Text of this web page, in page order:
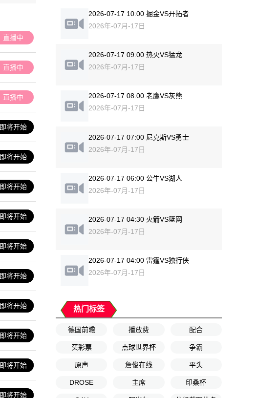
直播中
直播中
直播中
即将开始
即将开始
即将开始
即将开始
即将开始
即将开始
即将开始
即将开始
即将开始
即将开始
2026-07-17 10:00 掘金VS开拓者
2026年-07月-17日
2026-07-17 09:00 热火VS猛龙
2026年-07月-17日
2026-07-17 08:00 老鹰VS灰熊
2026年-07月-17日
2026-07-17 07:00 尼克斯VS勇士
2026年-07月-17日
2026-07-17 06:00 公牛VS湖人
2026年-07月-17日
2026-07-17 04:30 火箭VS篮网
2026年-07月-17日
2026-07-17 04:00 雷霆VS独行侠
2026年-07月-17日
热门标签
德国前瞻 播放费 配合
买彩票 点球世界杯 争霸
原声 詹俊在线 平头
DROSE 主席 印桑杯